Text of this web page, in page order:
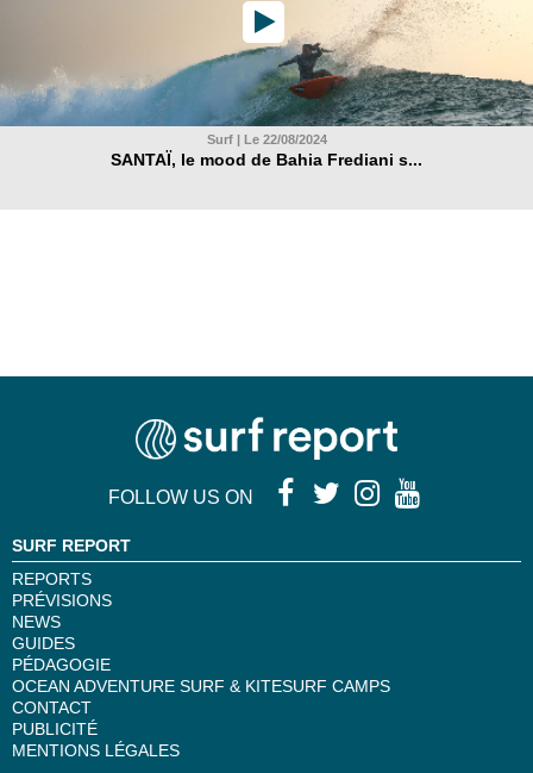
Surf | Le 22/08/2024
SANTAÏ, le mood de Bahia Frediani s...
FOLLOW US ON
SURF REPORT
REPORTS
PRÉVISIONS
NEWS
GUIDES
PÉDAGOGIE
OCEAN ADVENTURE SURF & KITESURF CAMPS
CONTACT
PUBLICITÉ
MENTIONS LÉGALES